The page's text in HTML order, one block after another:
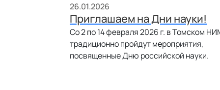
26.01.2026
Приглашаем на Дни науки!
Со 2 по 14 февраля 2026 г. в Томском
традиционно пройдут мероприятия,
посвященные Дню российской науки.